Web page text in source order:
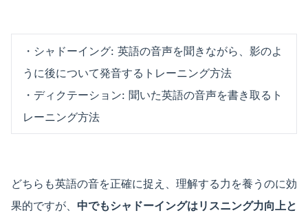
・シャドーイング: 英語の音声を聞きながら、影のよ
うに後について発音するトレーニング方法
・ディクテーション: 聞いた英語の音声を書き取るト
レーニング方法
どちらも英語の音を正確に捉え、理解する力を養うのに効
果的ですが、 中でもシャドーイングはリスニング力向上と